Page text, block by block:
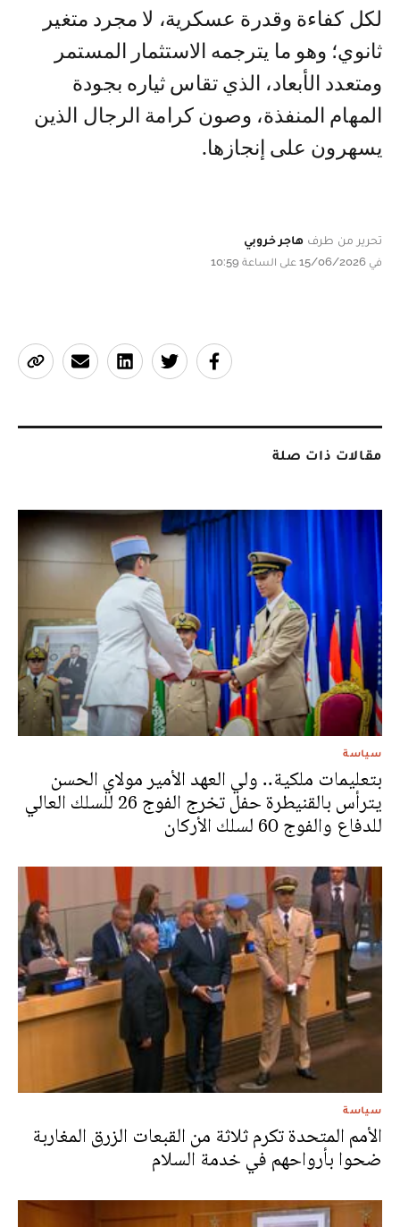
لكل كفاءة وقدرة عسكرية، لا مجرد متغير
ثانوي؛ وهو ما يترجمه الاستثمار المستمر
ومتعدد الأبعاد، الذي تقاس ثياره بجودة
المهام المنفذة، وصون كرامة الرجال الذين
يسهرون على إنجازها.
تحرير من طرف هاجر خروبي
في 15/06/2026 على الساعة 10:59
مقالات ذات صلة
سياسة
بتعليمات ملكية.. ولي العهد الأمير مولاي الحسن
يترأس بالقنيطرة حفل تخرج الفوج 26 للسلك العالي
للدفاع والفوج 60 لسلك الأركان
سياسة
الأمم المتحدة تكرم ثلاثة من القبعات الزرق المغاربة
ضحوا بأرواحهم في خدمة السلام